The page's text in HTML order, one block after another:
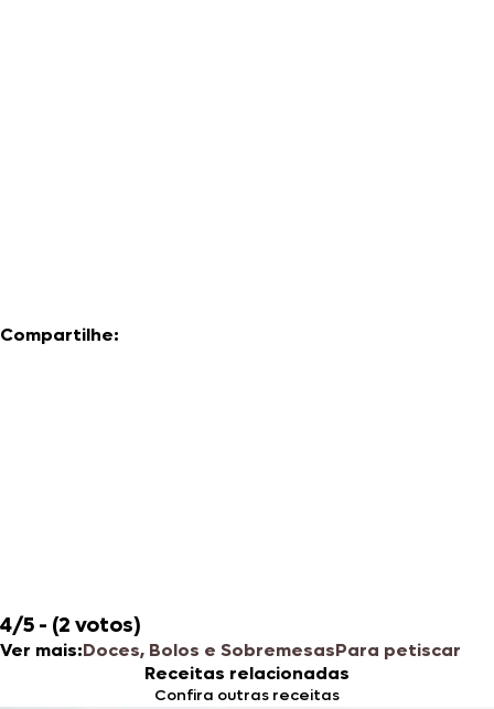
Compartilhe:
4/5 - (2 votos)
Ver mais:Doces, Bolos e SobremesasPara petiscar ​​
Receitas relacionadas
Confira outras receitas